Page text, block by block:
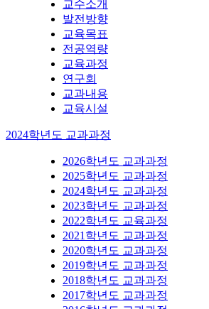
교수소개
발전방향
교육목표
전공역량
교육과정
연구회
교과내용
교육시설
2024학년도 교과과정
2026학년도 교과과정
2025학년도 교과과정
2024학년도 교과과정
2023학년도 교과과정
2022학년도 교육과정
2021학년도 교과과정
2020학년도 교과과정
2019학년도 교과과정
2018학년도 교과과정
2017학년도 교과과정